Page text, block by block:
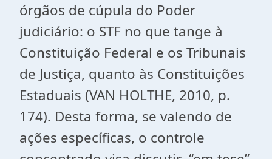
órgãos de cúpula do Poder
judiciário: o STF no que tange à
Constituição Federal e os Tribunais
de Justiça, quanto às Constituições
Estaduais (VAN HOLTHE, 2010, p.
174). Desta forma, se valendo de
ações específicas, o controle